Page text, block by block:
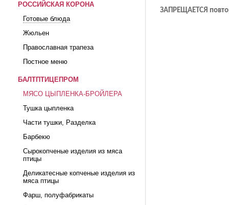
РОССИЙСКАЯ КОРОНА
Готовые блюда
Жюльен
Православная трапеза
Постное меню
БАЛТПТИЦЕПРОМ
МЯСО ЦЫПЛЕНКА-БРОЙЛЕРА
Тушка цыпленка
Части тушки, Разделка
Барбекю
Сырокопченые изделия из мяса
птицы
Деликатесные копченые изделия из
мяса птицы
Фарш, полуфабрикаты
ЗАПРЕЩАЕТСЯ